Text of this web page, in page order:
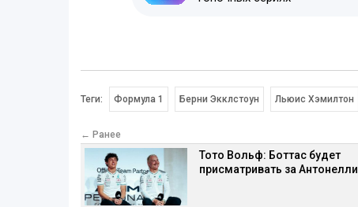
Теги: Формула 1 Берни Экклстоун Льюис Хэмилтон
← Ранее
Тото Вольф: Боттас будет
присматривать за Антонелли